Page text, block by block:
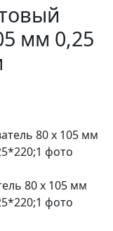
мм 0,25
80 х 105 мм
фото